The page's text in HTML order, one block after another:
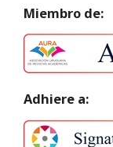
Miembro de:
Adhiere a: